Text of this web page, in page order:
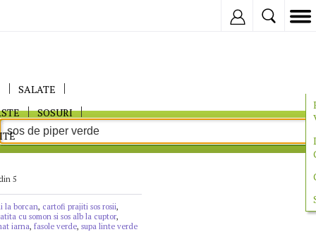
SALATE
SOSURI
5
la borcan, cartofi prajiti sos rosii,
cu somon si sos alb la cuptor,
iarna, fasole verde, supa linte verde